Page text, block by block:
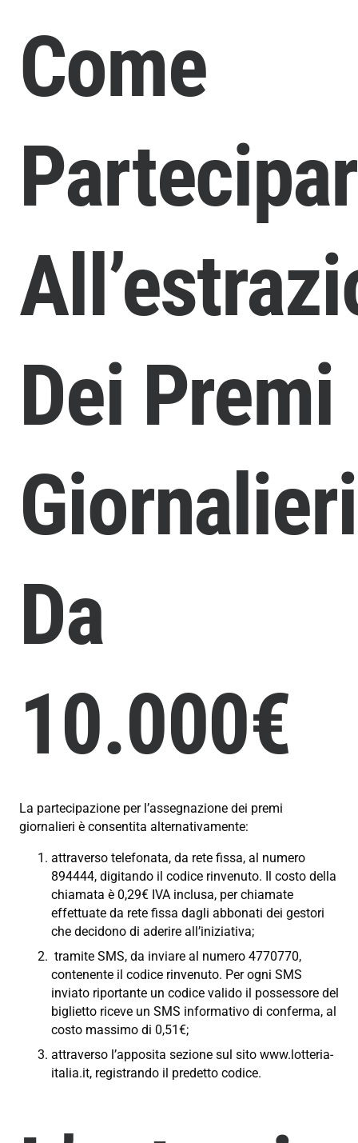
Come
Dei Premi
Giornalieri
Da
10.000€
La partecipazione per l’assegnazione dei premi
giornalieri è consentita alternativamente:
attraverso telefonata, da rete fissa, al numero
894444, digitando il codice rinvenuto. Il costo della
chiamata è 0,29€ IVA inclusa, per chiamate
effettuate da rete fissa dagli abbonati dei gestori
che decidono di aderire all’iniziativa;
tramite SMS, da inviare al numero 4770770,
contenente il codice rinvenuto. Per ogni SMS
inviato riportante un codice valido il possessore del
biglietto riceve un SMS informativo di conferma, al
costo massimo di 0,51€;
attraverso l’apposita sezione sul sito www.lotteria-
italia.it, registrando il predetto codice.